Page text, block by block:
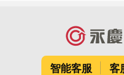
智能客服 客